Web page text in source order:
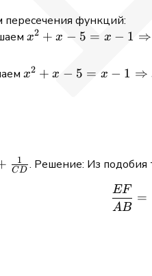
функций:
x^2 +x -5
\Rightarrow
x=-2
x2 + x − 5 = x − 1 ⇒
x^2 +x -5
x2 + x − 5 = x − 1 ⇒
CD
1 . Решение: Из подобия
AB
EF
=